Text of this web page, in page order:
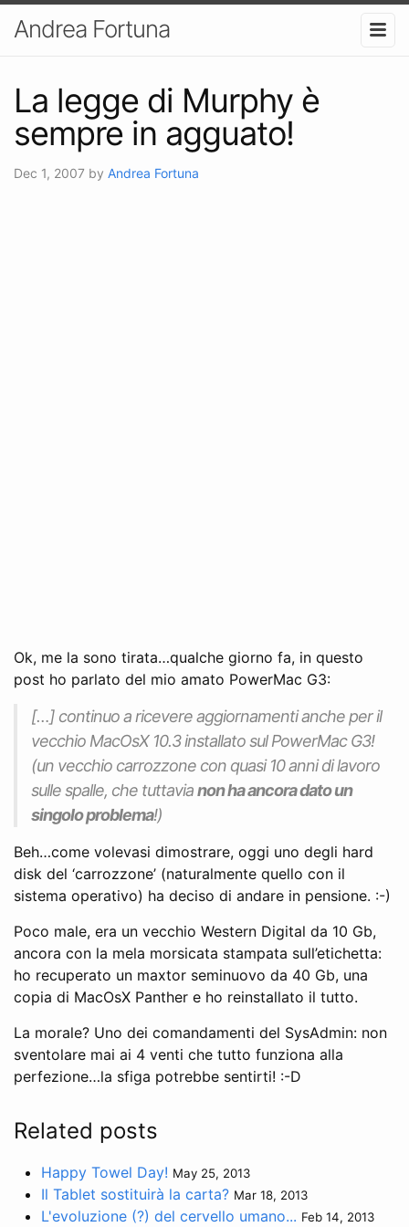
Andrea Fortuna
La legge di Murphy è
sempre in agguato!
Dec 1, 2007 by Andrea Fortuna
Ok, me la sono tirata…qualche giorno fa, in questo
post ho parlato del mio amato PowerMac G3:
[…] continuo a ricevere aggiornamenti anche per il
vecchio MacOsX 10.3 installato sul PowerMac G3!
(un vecchio carrozzone con quasi 10 anni di lavoro
sulle spalle, che tuttavianon ha ancora dato un
singolo problema!)
Beh…come volevasi dimostrare, oggi uno degli hard
disk del ‘carrozzone’ (naturalmente quello con il
sistema operativo) ha deciso di andare in pensione. :-)
Poco male, era un vecchio Western Digital da 10 Gb,
ancora con la mela morsicata stampata sull’etichetta:
ho recuperato un maxtor seminuovo da 40 Gb, una
copia di MacOsX Panther e ho reinstallato il tutto.
La morale? Uno dei comandamenti del SysAdmin: non
sventolare mai ai 4 venti che tutto funziona alla
perfezione…la sfiga potrebbe sentirti! :-D
Related posts
Happy Towel Day! May 25, 2013
Il Tablet sostituirà la carta? Mar 18, 2013
L'evoluzione (?) del cervello umano... Feb 14, 2013